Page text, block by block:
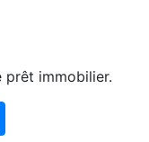
prêt immobilier.